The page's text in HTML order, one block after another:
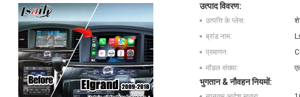
उत्पाद विवरण:
उत्पत्ति के प्लेस:
ब्रांड नाम:
प्रमाणन:
मॉडल संख्या:
भुगतान & नौवहन नियमों: